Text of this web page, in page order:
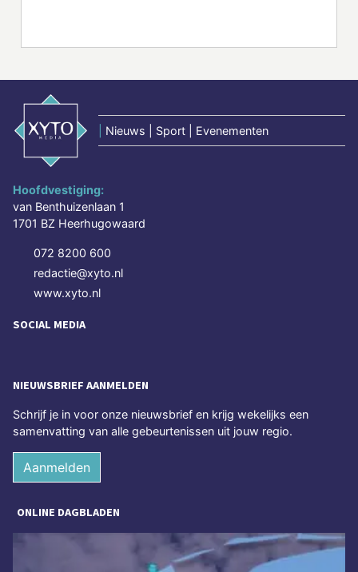
Nieuws | Sport | Evenementen
Hoofdvestiging:
van Benthuizenlaan 1
1701 BZ Heerhugowaard
072 8200 600
redactie@xyto.nl
www.xyto.nl
SOCIAL MEDIA
NIEUWSBRIEF AANMELDEN
Schrijf je in voor onze nieuwsbrief en krijg wekelijks een
samenvatting van alle gebeurtenissen uit jouw regio.
Aanmelden
ONLINE DAGBLADEN